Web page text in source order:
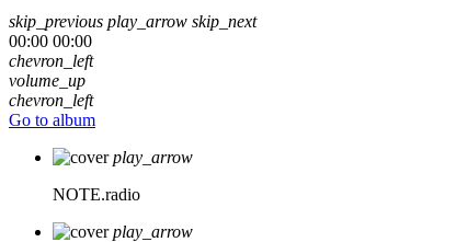
skip_previous play_arrow skip_next
00:00 00:00
chevron_left
volume_up
chevron_left
Go to album
play_arrow
NOTE.radio
play_arrow